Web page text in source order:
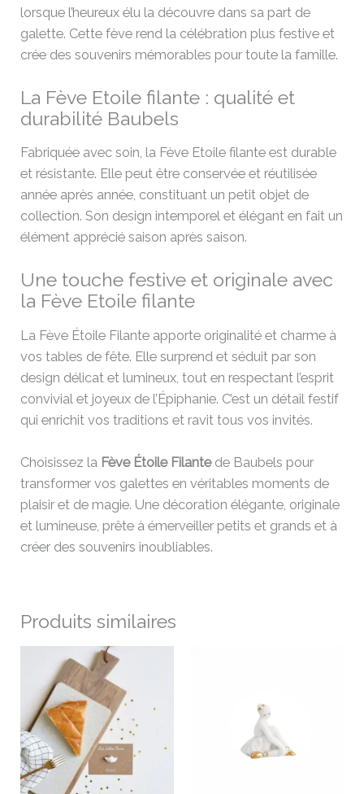
lorsque l’heureux élu la découvre dans sa part de
galette. Cette fève rend la célébration plus festive et
crée des souvenirs mémorables pour toute la famille.
La Fève Etoile filante : qualité et
durabilité Baubels
Fabriquée avec soin, la Fève Etoile filante est durable
et résistante. Elle peut être conservée et réutilisée
année après année, constituant un petit objet de
collection. Son design intemporel et élégant en fait un
élément apprécié saison après saison.
Une touche festive et originale avec
la Fève Etoile filante
La Fève Étoile Filante apporte originalité et charme à
vos tables de fête. Elle surprend et séduit par son
design délicat et lumineux, tout en respectant l’esprit
convivial et joyeux de l’Épiphanie. C’est un détail festif
qui enrichit vos traditions et ravit tous vos invités.
Choisissez la Fève Étoile Filantede Baubels pour
transformer vos galettes en véritables moments de
plaisir et de magie. Une décoration élégante, originale
et lumineuse, prête à émerveiller petits et grands et à
créer des souvenirs inoubliables.
Produits similaires